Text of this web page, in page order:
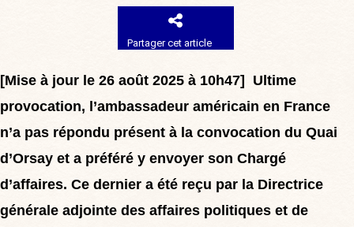
Partager cet article
[Mise à jour le 26 août 2025 à 10h47] Ultime
provocation, l’ambassadeur américain en France
n’a pas répondu présent à la convocation du Quai
d’Orsay et a préféré y envoyer son Chargé
d’affaires. Ce dernier a été reçu par la Directrice
générale adjointe des affaires politiques et de